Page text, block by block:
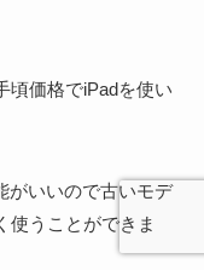
頃価格でiPadを使い
がいいので古いモデ
使うことができま